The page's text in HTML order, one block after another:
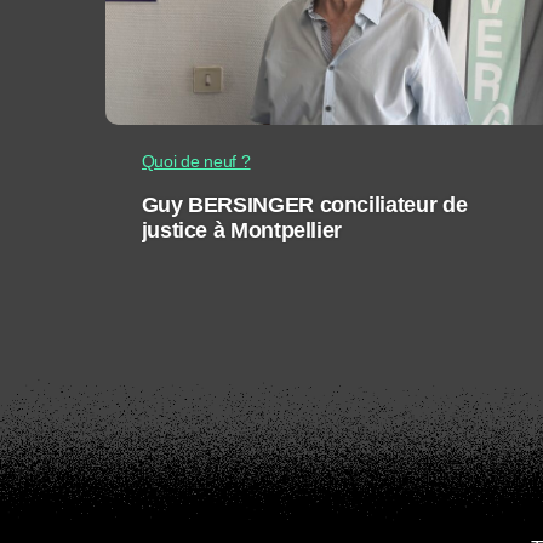
Quoi de neuf ?
Guy BERSINGER conciliateur de
justice à Montpellier